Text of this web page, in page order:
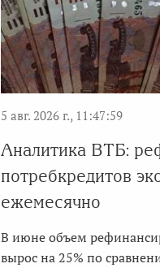
5 авг. 2026 г., 11:47:59
Аналитика ВТБ:
потребкредитов
ежемесячно
В июне объем
вырос на 25% по